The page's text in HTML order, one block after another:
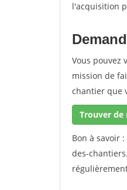
l'acquisition
Vous pouvez
mission de
chantier que
Trouver
Bon à savoir
des-